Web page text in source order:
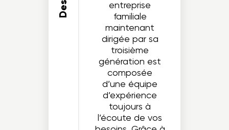
entreprise
familiale
maintenant
dirigée par sa
troisième
génération est
composée
d’une équipe
d’expérience
toujours à
l’écoute de vos